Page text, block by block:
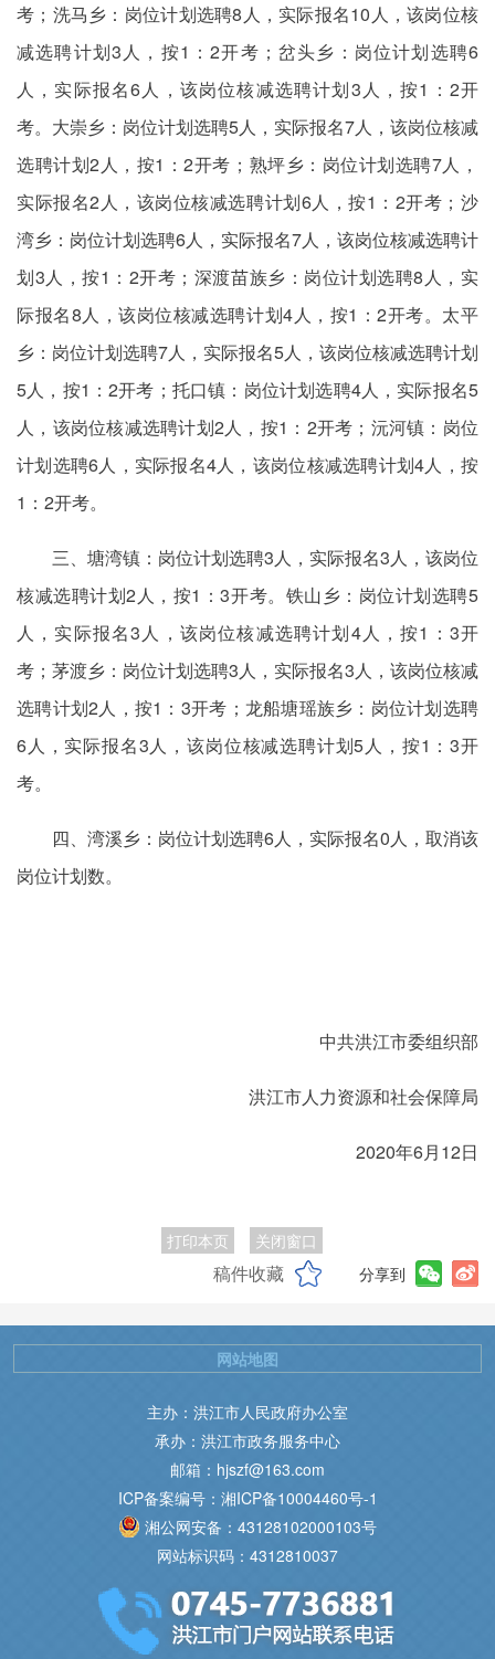
考；洗马乡：岗位计划选聘8人，实际报名10人，该岗位核
减选聘计划3人，按1：2开考；岔头乡：岗位计划选聘6
人，实际报名6人，该岗位核减选聘计划3人，按1：2开
考。大崇乡：岗位计划选聘5人，实际报名7人，该岗位核减
选聘计划2人，按1：2开考；熟坪乡：岗位计划选聘7人，
实际报名2人，该岗位核减选聘计划6人，按1：2开考；沙
湾乡：岗位计划选聘6人，实际报名7人，该岗位核减选聘计
划3人，按1：2开考；深渡苗族乡：岗位计划选聘8人，实
际报名8人，该岗位核减选聘计划4人，按1：2开考。太平
乡：岗位计划选聘7人，实际报名5人，该岗位核减选聘计划
5人，按1：2开考；托口镇：岗位计划选聘4人，实际报名5
人，该岗位核减选聘计划2人，按1：2开考；沅河镇：岗位
计划选聘6人，实际报名4人，该岗位核减选聘计划4人，按
1：2开考。
三、塘湾镇：岗位计划选聘3人，实际报名3人，该岗位
核减选聘计划2人，按1：3开考。铁山乡：岗位计划选聘5
人，实际报名3人，该岗位核减选聘计划4人，按1：3开
考；茅渡乡：岗位计划选聘3人，实际报名3人，该岗位核减
选聘计划2人，按1：3开考；龙船塘瑶族乡：岗位计划选聘
6人，实际报名3人，该岗位核减选聘计划5人，按1：3开
考。
四、湾溪乡：岗位计划选聘6人，实际报名0人，取消该
岗位计划数。
中共洪江市委组织部
洪江市人力资源和社会保障局
2020年6月12日
打印本页 关闭窗口
稿件收藏 分享到
主办：洪江市人民政府办公室
承办：洪江市政务服务中心
邮箱：hjszf@163.com
ICP备案编号：湘ICP备10004460号-1
湘公网安备：43128102000103号
网站标识码：4312810037
网站地图